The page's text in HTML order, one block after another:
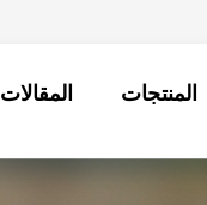
المنتجات المقالات